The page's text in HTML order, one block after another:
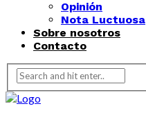
Opinión
Nota Luctuosa
Sobre nosotros
Contacto